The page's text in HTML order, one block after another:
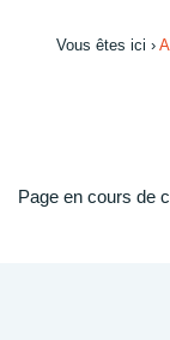
Vous êtes ici ›
Page en cours de